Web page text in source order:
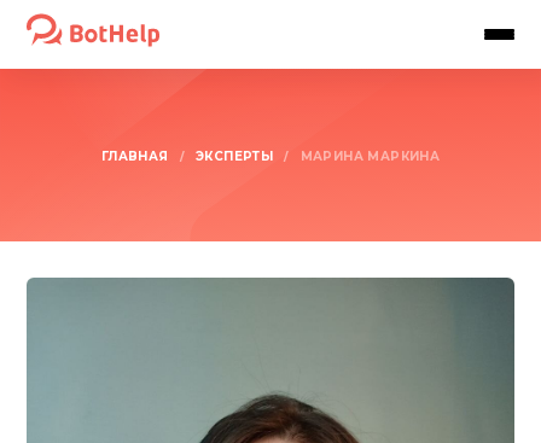
ГЛАВНАЯ / ЭКСПЕРТЫ / МАРИНА МАРКИНА